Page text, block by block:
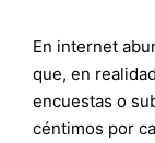
En internet
que, en
encuestas o
céntimos por